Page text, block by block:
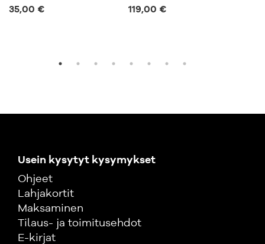
35,00 € 119,00 €
Usein kysytyt kysymykset
Ohjeet
Lahjakortit
Maksaminen
Tilaus- ja toimitusehdot
E-kirjat